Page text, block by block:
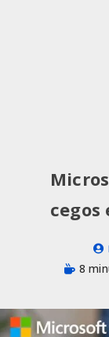
cegos
8